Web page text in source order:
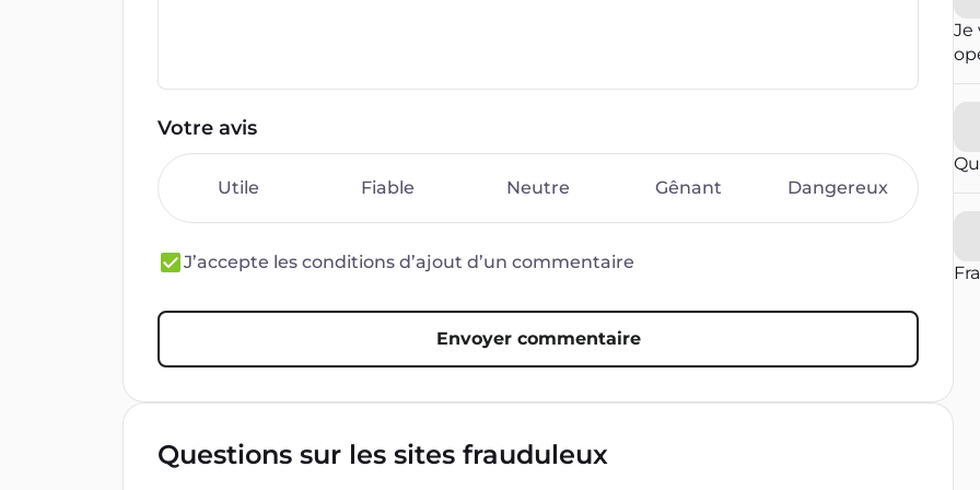
Votre avis
Utile Fiable Neutre Gênant Dangereux
J’accepte les conditions d’ajout d’un commentaire
Envoyer commentaire
Questions sur les sites frauduleux
Je